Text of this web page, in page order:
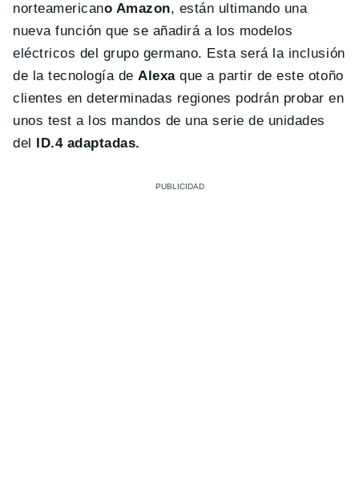
norteamericano Amazon, están ultimando una
nueva función que se añadirá a los modelos
eléctricos del grupo germano. Esta será la inclusión
de la tecnología deAlexaque a partir de este otoño
clientes en determinadas regiones podrán probar en
unos test a los mandos de una serie de unidades
del
ID.4 adaptadas.